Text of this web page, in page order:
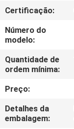
VISITA
À
FÁBRICA
CONTROLE
DE
QUALIDADE
Certificação:
Número do
modelo:
Quantidade de
ordem mínima:
Preço:
Detalhes da
embalagem: